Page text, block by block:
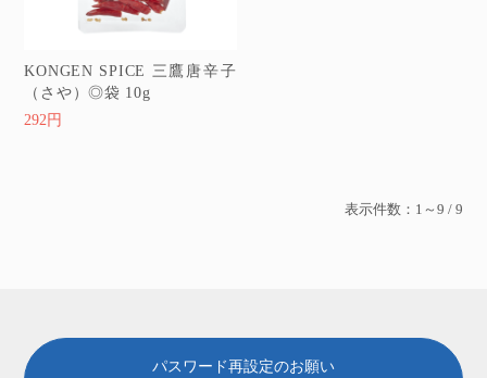
KONGEN SPICE 三鷹唐辛子
（さや）◎袋 10g
292円
表示件数：1～9 / 9
パスワード再設定のお願い